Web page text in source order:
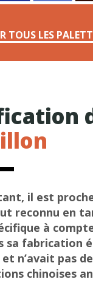
TOUS LES
il est
reconnu en
à
sa fabrication
n’avait pas
chinoises